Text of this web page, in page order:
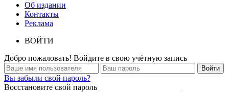
Об издании
Контакты
Реклама
ВОЙТИ
Добро пожаловать! Войдите в свою учётную запись
Вы забыли свой пароль?
Восстановите свой пароль